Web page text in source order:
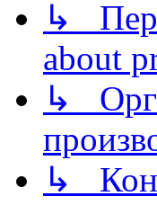
↳
about
↳
↳